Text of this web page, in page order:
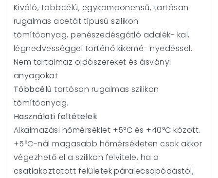
Kiváló, többcélú, egykomponensű, tartósan
rugalmas acetát típusú szilikon
tömítőanyag, penészedésgátló adalék- kal,
légnedvességgel történő kikemé- nyedéssel.
Nem tartalmaz oldószereket és ásványi
anyagokat
Többcélú tartósan rugalmas szilikon
tömítőanyag.
Használati feltételek
Alkalmazási hőmérséklet +5°C és +40°C között.
+5°C-nál magasabb hőmérsékleten csak akkor
végezhető el a szilikon felvitele, ha a
csatlakoztatott felületek páralecsapódástól,